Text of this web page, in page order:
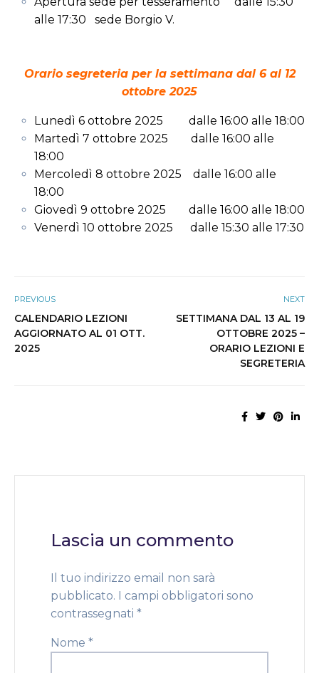
alle 17:30 sede Borgio V.
Orario segreteria per la settimana dal 6 al 12
ottobre 2025
Lunedì 6 ottobre 2025 dalle 16:00 alle 18:00
Martedì 7 ottobre 2025 dalle 16:00 alle
18:00
Mercoledì 8 ottobre 2025 dalle 16:00 alle
18:00
Giovedì 9 ottobre 2025 dalle 16:00 alle 18:00
Venerdì 10 ottobre 2025 dalle 15:30 alle 17:30
PREVIOUS
CALENDARIO LEZIONI
AGGIORNATO AL 01 OTT.
2025
NEXT
SETTIMANA DAL 13 AL 19
OTTOBRE 2025 –
ORARIO LEZIONI E
SEGRETERIA
Lascia un commento
Il tuo indirizzo email non sarà
pubblicato. I campi obbligatori sono
contrassegnati *
Nome *